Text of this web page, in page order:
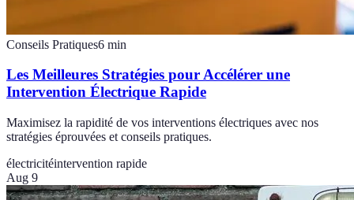
Conseils Pratiques6 min
Les Meilleures Stratégies pour Accélérer une
Intervention Électrique Rapide
Maximisez la rapidité de vos interventions électriques avec nos
stratégies éprouvées et conseils pratiques.
électricitéintervention rapide
Aug 9